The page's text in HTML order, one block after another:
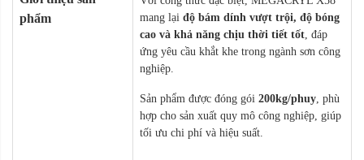
phẩm
mang lại độ bám dính vượt trội, độ bóng
cao và khả năng chịu thời tiết tốt, đáp
ứng yêu cầu khắt khe trong ngành sơn công
nghiệp.
Sản phẩm được đóng gói 200kg/phuy, phù
hợp cho sản xuất quy mô công nghiệp, giúp
tối ưu chi phí và hiệu suất.